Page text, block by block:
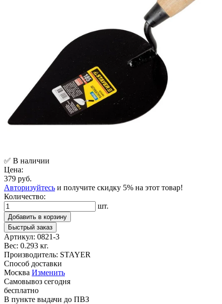
✅ В наличии
Цена:
379 руб.
Авторизуйтесь и получите скидку 5% на этот товар!
Количество:
шт.
Добавить в корзину
Быстрый заказ
Артикул: 0821-3
Вес: 0.293 кг.
Производитель: STAYER
Способ доставки
Москва Изменить
Самовывоз сегодня
бесплатно
В пункте выдачи до ПВЗ